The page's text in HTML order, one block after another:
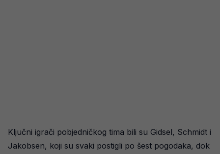
Ključni igrači pobjedničkog tima bili su Gidsel, Schmidt i
Jakobsen, koji su svaki postigli po šest pogodaka, dok